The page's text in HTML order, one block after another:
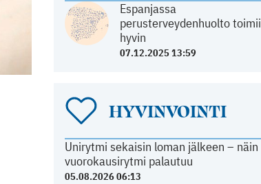
Espanjassa
perusterveydenhuolto toimii
hyvin
07.12.2025 13:59
HYVINVOINTI
Unirytmi sekaisin loman jälkeen – näin
vuorokausirytmi palautuu
05.08.2026 06:13